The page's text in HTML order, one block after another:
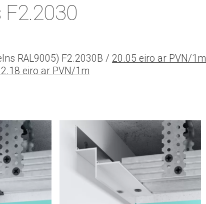
F2.2030
RAL9005) F2.2030B / 20.05 eiro ar PVN/1m
eiro ar PVN/1m